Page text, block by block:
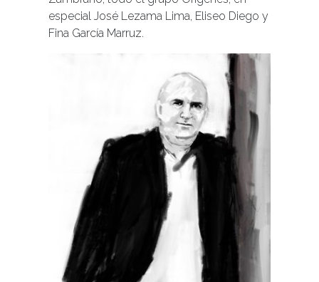
especial José Lezama Lima, Eliseo Diego y
Fina García Marruz.